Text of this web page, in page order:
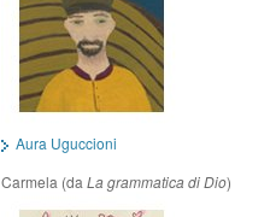
Aura Uguccioni
Carmela (da La grammatica di Dio)